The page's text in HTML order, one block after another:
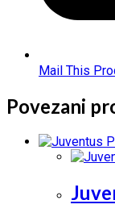
Mail This
Povezani